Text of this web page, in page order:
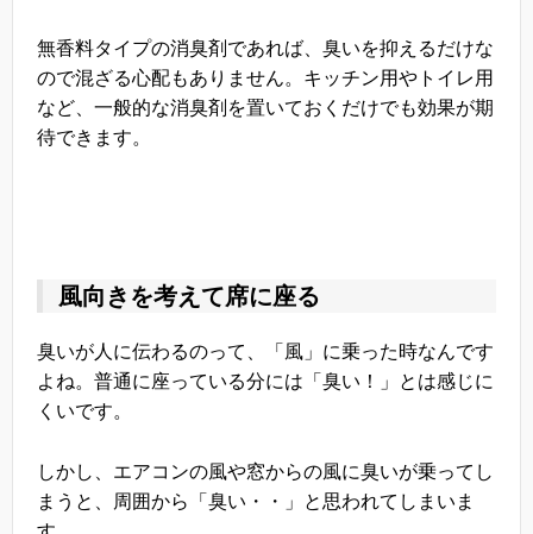
無香料タイプの消臭剤であれば、臭いを抑えるだけな
ので混ざる心配もありません。キッチン用やトイレ用
など、一般的な消臭剤を置いておくだけでも効果が期
待できます。
風向きを考えて席に座る
臭いが人に伝わるのって、「風」に乗った時なんです
よね。普通に座っている分には「臭い！」とは感じに
くいです。
しかし、エアコンの風や窓からの風に臭いが乗ってし
まうと、周囲から「臭い・・」と思われてしまいま